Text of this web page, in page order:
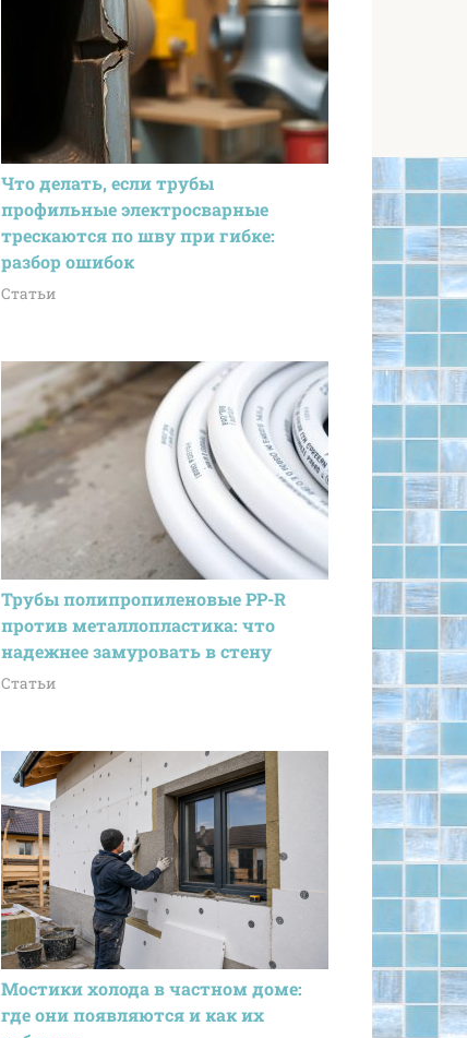
Что делать, если трубы
профильные электросварные
трескаются по шву при гибке:
разбор ошибок
Статьи
Трубы полипропиленовые PP-R
против металлопластика: что
надежнее замуровать в стену
Статьи
Мостики холода в частном доме:
где они появляются и как их